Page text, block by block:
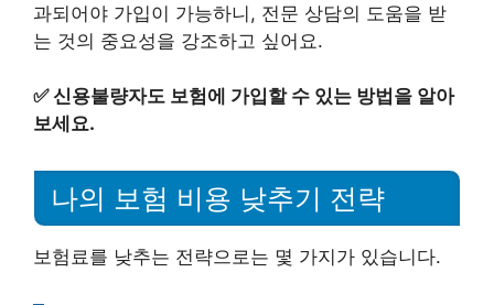
과되어야 가입이 가능하니, 전문 상담의 도움을 받
는 것의 중요성을 강조하고 싶어요.
✅신용불량자도 보험에 가입할 수 있는 방법을 알아
보세요.
나의 보험 비용 낮추기 전략
보험료를 낮추는 전략으로는 몇 가지가 있습니다.